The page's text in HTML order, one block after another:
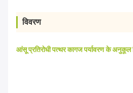
विवरण
आंसू प्रतिरोधी पत्थर कागज पर्यावरण के